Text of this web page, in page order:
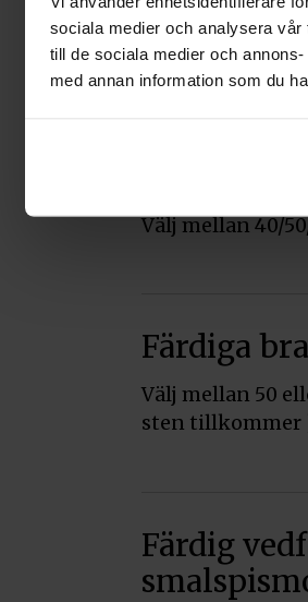
sociala medier och analysera
till de sociala medier och
med annan information som du
Pris ca 10600:-
Färdig
Välj mellan 40/
Färdiga
Välj mellan 50
sten tillkommer
Färdig